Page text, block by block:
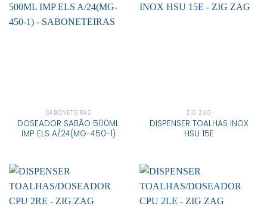
SABONETEIRAS
DOSEADOR SABÃO 500ML
IMP ELS A/24(MG-450-1)
ZIG ZAG
DISPENSER TOALHAS INOX
HSU 15E